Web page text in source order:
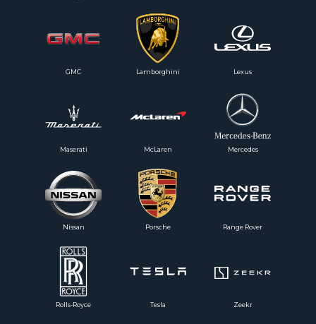
Zeekr
GMC
Porsche Range Rover
Tesla
Nissan
Rolls-Royce
Mercedes
McLaren
Maserati
Lexus
Lamborghini